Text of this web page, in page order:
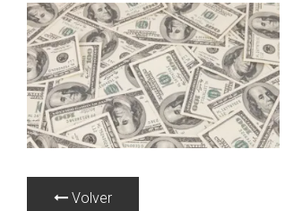
Volver